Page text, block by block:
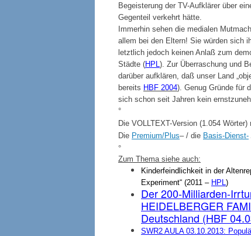
Begeisterung der TV-Aufklärer über
Gegenteil verkehrt hätte.
Immerhin sehen die medialen
allem bei den Eltern! Sie würden sich
letztlich jedoch keinen Anlaß zum
Städte (HPL ). Zur Überraschung und
darüber aufklären, daß unser Land
bereits HBF 2004). Genug Gründe für
sich schon seit Jahren kein
°
Die VOLLTEXT-Version (1.054
Die Premium/Plus– / die Basis-Dienst-
°
Zum Thema siehe auch:
Kinderfeindlichkeit in der
Experiment“ (2011 – HPL )
Der 200-Milliarden-
HEIDELBERGER
Deutschland (HBF
SWR2 AULA 03.10.2013: